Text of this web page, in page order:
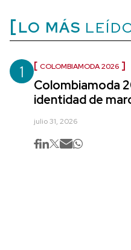
LO MÁS
1 COLOMBIAMODA 2026
Colombiamoda
identidad de
julio 31, 2026